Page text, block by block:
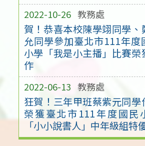
2022-10-26 教務處
賀！恭喜本校陳學翊同學、
允同學參加臺北市111年度
小學「我是小主播」比賽榮
作
2022-06-13 教務處
狂賀！三年甲班蔡紫元同學
榮獲臺北市111年度國民
「小小說書人」中年級組特